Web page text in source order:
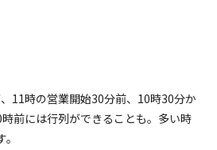
11時の営業開始30分前、10時30分か
前には行列ができることも。多い時